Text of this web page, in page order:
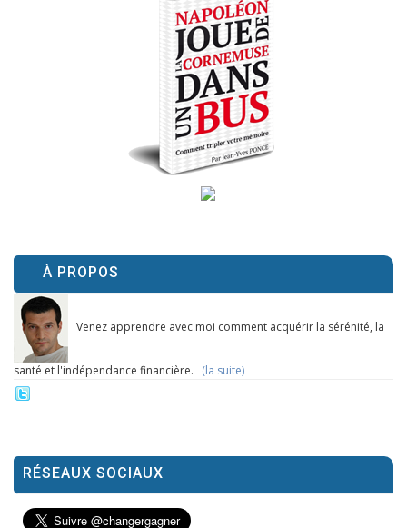
À PROPOS
Venez apprendre avec moi comment acquérir la sérénité, la
santé et l'indépendance financière. (la suite)
RÉSEAUX SOCIAUX